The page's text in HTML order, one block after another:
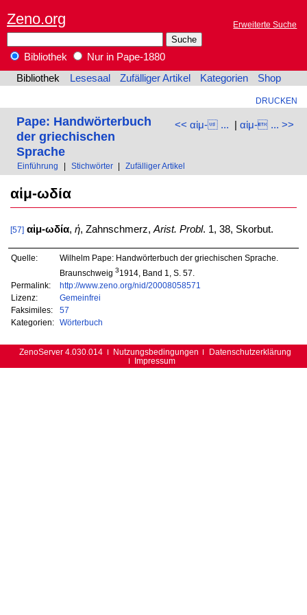
Zeno.org Erweiterte Suche
Bibliothek
Nur in Pape-1880
Bibliothek
Lesesaal Zufälliger Artikel Kategorien Shop
DRUCKEN
<< αἱμ- ... | αἱμ- ... >>
Pape: Handwörterbuch
der griechischen
Sprache
Einführung Stichwörter Zufälliger Artikel
αἱμ-ωδία
[57] αἱμ-ωδία, ἡ, Zahnschmerz,Arist. Probl. 1, 38, Skorbut.
Quelle:
Wilhelm Pape: Handwörterbuch der griechischen Sprache.
Braunschweig 31914, Band 1, S. 57.
Permalink:
http://www.zeno.org/nid/20008058571
Lizenz:
Gemeinfrei
Faksimiles:
57
Kategorien:
Wörterbuch
ZenoServer 4.030.014 Nutzungsbedingungen
Datenschutzerklärung
Impressum